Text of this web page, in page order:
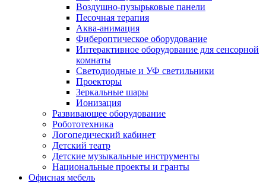
Воздушно-пузырьковые панели
Песочная терапия
Аква-анимация
Фибероптическое оборудование
Интерактивное оборудование для сенсорной
комнаты
Светодиодные и УФ светильники
Проекторы
Зеркальные шары
Ионизация
Развивающее оборудование
Робототехника
Логопедический кабинет
Детский театр
Детские музыкальные инструменты
Национальные проекты и гранты
Офисная мебель